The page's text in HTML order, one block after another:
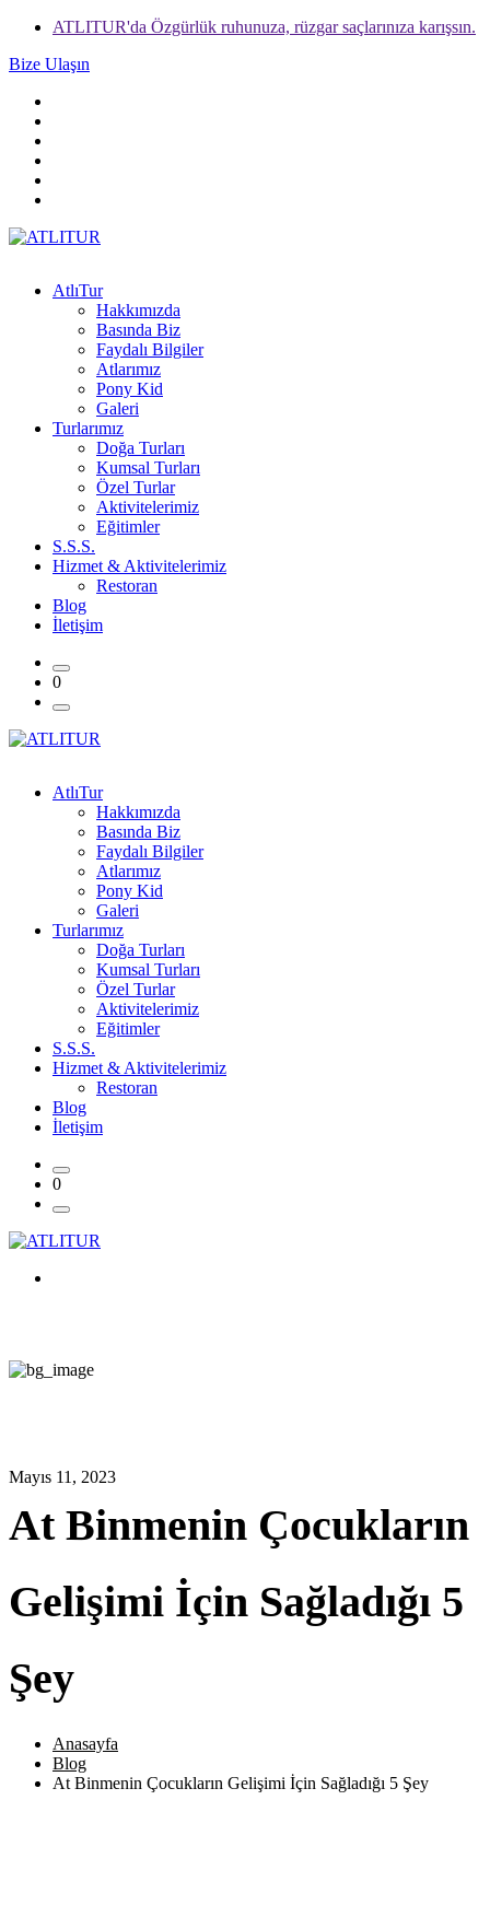
ATLITUR'da Özgürlük ruhunuza, rüzgar saçlarınıza karışsın.
Bize Ulaşın
AtlıTur
Hakkımızda
Basında Biz
Faydalı Bilgiler
Atlarımız
Pony Kid
Galeri
Turlarımız
Doğa Turları
Kumsal Turları
Özel Turlar
Aktivitelerimiz
Eğitimler
S.S.S.
Hizmet & Aktivitelerimiz
Restoran
Blog
İletişim
0
AtlıTur
Hakkımızda
Basında Biz
Faydalı Bilgiler
Atlarımız
Pony Kid
Galeri
Turlarımız
Doğa Turları
Kumsal Turları
Özel Turlar
Aktivitelerimiz
Eğitimler
S.S.S.
Hizmet & Aktivitelerimiz
Restoran
Blog
İletişim
0
Mayıs 11, 2023
At Binmenin Çocukların
Gelişimi İçin Sağladığı 5
Şey
Anasayfa
Blog
At Binmenin Çocukların Gelişimi İçin Sağladığı 5 Şey